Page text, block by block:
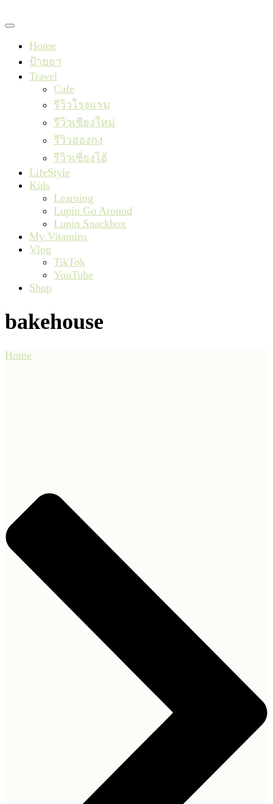
Home
ป้ายยา
Travel
Cafe
รีวิวโรงแรม
รีวิวเชียงใหม่
รีวิวฮ่องกง
รีวิวเซี่ยงไฮ้
LifeStyle
Kids
Learning
Lupin Go Around
Lupin Snackbox
My Vitamins
Vlog
TikTok
YouTube
Shop
bakehouse
Home